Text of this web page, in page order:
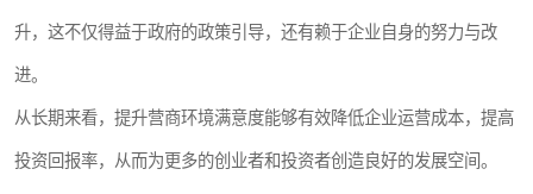
升，这不仅得益于政府的政策引导，还有赖于企业自身的努力与改
进。
从长期来看，提升营商环境满意度能够有效降低企业运营成本，提高
投资回报率，从而为更多的创业者和投资者创造良好的发展空间。